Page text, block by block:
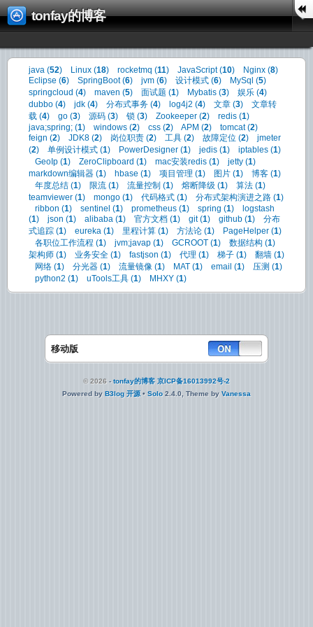
tonfay的博客
java (52) Linux (18) rocketmq (11) JavaScript(10) Nginx (8)
Eclipse (6) SpringBoot(6) jvm (6) 设计模式 (6) MySql (5)
springcloud (4) maven (5) 面试题 (1) Mybatis (3) 娱乐 (4)
dubbo (4) jdk (4) 分布式事务 (4) log4j2 (4) 文章 (3)
文章转
载 (4) go (3) 源码 (3) 锁 (3) Zookeeper (2) redis (1)
java;spring; (1) windows (2) css (2) APM (2) tomcat(2)
feign (2) JDK8 (2) 岗位职责 (2) 工具 (2) 故障定位 (2)
jmeter
(2) 单例设计模式 (1) PowerDesigner (1) jedis (1) iptables (1)
GeoIp (1) ZeroClipboard (1) mac安装redis (1) jetty (1)
markdown编辑器 (1) hbase (1) 项目管理 (1) 图片 (1) 博客 (1)
年度总结 (1) 限流 (1) 流量控制 (1) 熔断降级 (1) 算法 (1)
teamviewer (1) mongo (1) 代码格式 (1) 分布式架构演进之路 (1)
ribbon (1) sentinel (1) prometheus (1) spring (1)
logstash
(1) json (1) alibaba (1) 官方文档 (1) git(1) github (1)
分布
式追踪 (1) eureka (1) 里程计算 (1) 方法论 (1) PageHelper (1)
各职位工作流程 (1) jvm;javap (1) GCROOT (1) 数据结构 (1)
架构师 (1) 业务安全 (1) fastjson (1) 代理 (1) 梯子 (1) 翻墙 (1)
网络 (1) 分光器 (1) 流量镜像 (1) MAT (1) email (1) 压测 (1)
python2 (1) uTools工具 (1) MHXY (1)
移动版
© 2026 -tonfay的博客 京ICP备16013992号-2
Powered by B3log 开源• Solo2.4.0, Theme by Vanessa